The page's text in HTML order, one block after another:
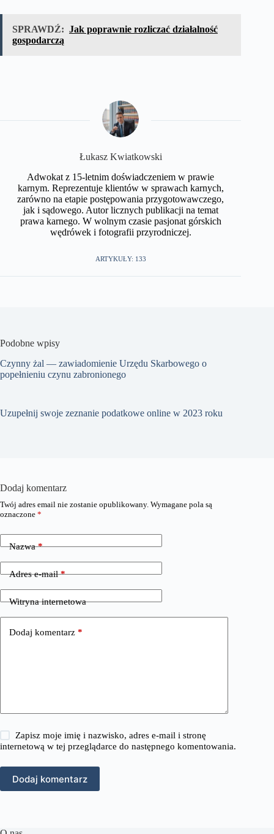
SPRAWDŹ: Jak poprawnie rozliczać działalność
gospodarczą
​Łukasz Kwiatkowski
Adwokat z 15-letnim doświadczeniem w prawie
karnym. Reprezentuje klientów w sprawach karnych,
zarówno na etapie postępowania przygotowawczego,
jak i sądowego. Autor licznych publikacji na temat
prawa karnego. W wolnym czasie pasjonat górskich
wędrówek i fotografii przyrodniczej.​
ARTYKUŁY: 133
Podobne wpisy
Czynny żal — zawiadomienie Urzędu Skarbowego o
popełnieniu czynu zabronionego
Uzupełnij swoje zeznanie podatkowe online w 2023 roku
Dodaj komentarz
Twój adres email nie zostanie opublikowany. Wymagane pola są
oznaczone *
Nazwa*
Adres e-mail*
Witryna internetowa
Dodaj komentarz *
Zapisz moje imię i nazwisko, adres e-mail i stronę
internetową w tej przeglądarce do następnego komentowania.
Dodaj komentarz